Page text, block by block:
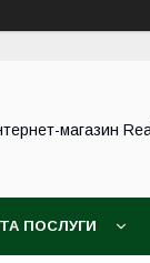
магазин
ПОСЛУГИ